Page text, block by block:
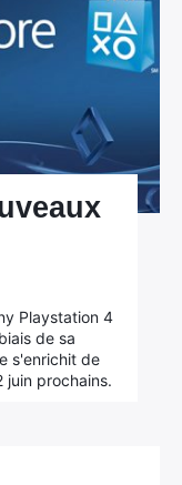
Playstation 4
de sa
s'enrichit de
juin prochains.